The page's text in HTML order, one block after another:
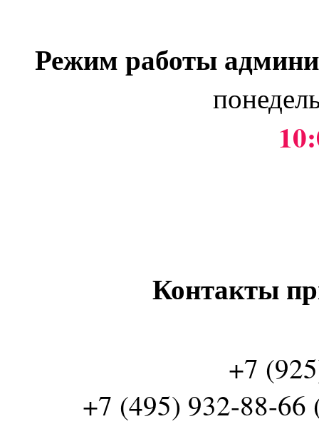
Режим работы
Контакты
+7
+7 (495) 932-88-66